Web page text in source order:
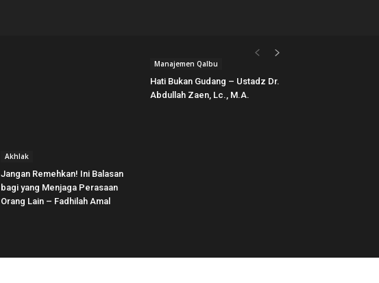
Akhlak
Jangan Remehkan! Ini Balasan
bagi yang Menjaga Perasaan
Orang Lain – Fadhilah Amal
Manajemen Qalbu
Hati Bukan Gudang – Ustadz Dr.
Abdullah Zaen, Lc., M.A.